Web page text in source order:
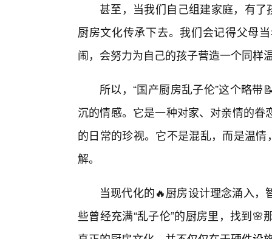
甚至，当我们自己组建家庭，有了
厨房文化传承下去。我们会记得父母
闹，会努力为自己的孩子营造一个同样
所以，“国产厨房乱子伦”这个略
沉的情感。它是一种对家、对亲情的
的日常的珍视。它不是混乱，而是温
解。
当现代化的🔥厨房设计理念涌入
些曾经充满“乱子伦”的厨房里，找到